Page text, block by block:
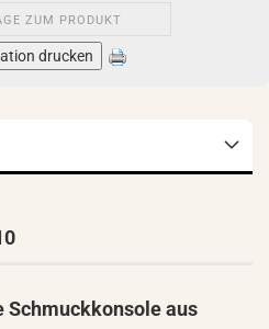
ZUM PRODUKT
drucken
Schmuckkonsole aus